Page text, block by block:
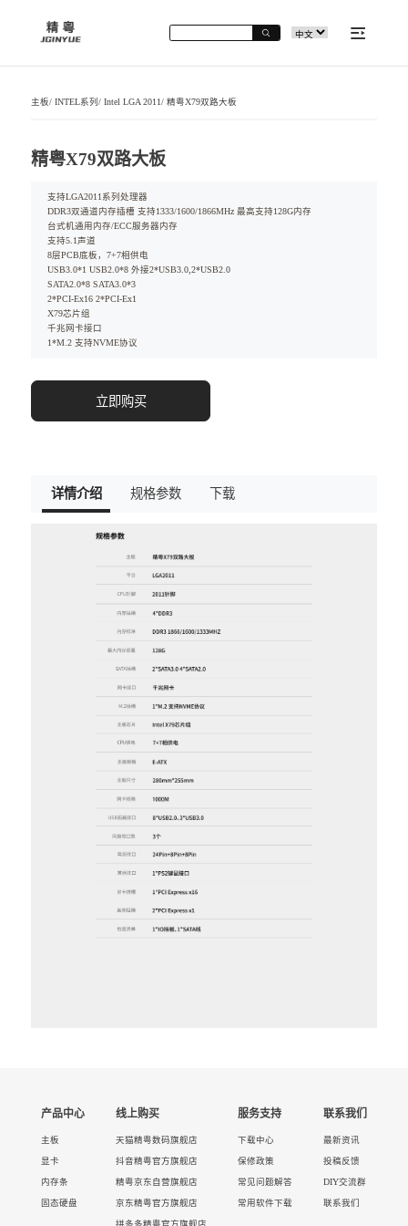
主板/INTEL系列/Intel LGA 2011/精粤X79双路大板
精粤X79双路大板
支持LGA2011系列处理器
DDR3双通道内存插槽 支持1333/1600/1866MHz 最高支持128G内存
台式机通用内存/ECC服务器内存
支持5.1声道
8层PCB底板，7+7相供电
USB3.0*1 USB2.0*8 外接2*USB3.0,2*USB2.0
SATA2.0*8 SATA3.0*3
2*PCI-Ex16 2*PCI-Ex1
X79芯片组
千兆网卡接口
1*M.2 支持NVME协议
立即购买
详情介绍 规格参数 下载
产品中心
主板
显卡
内存条
固态硬盘
线上购买
天猫精粤数码旗舰店
抖音精粤官方旗舰店
精粤京东自营旗舰店
京东精粤官方旗舰店
拼多多精粤官方旗舰店
服务支持
下载中心
保修政策
常见问题解答
常用软件下载
联系我们
最新资讯
投稿反馈
DIY交流群
联系我们